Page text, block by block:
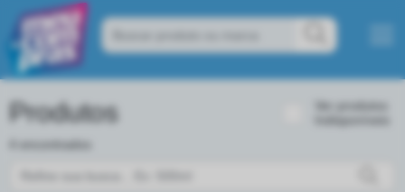
Produtos
4 encontrados